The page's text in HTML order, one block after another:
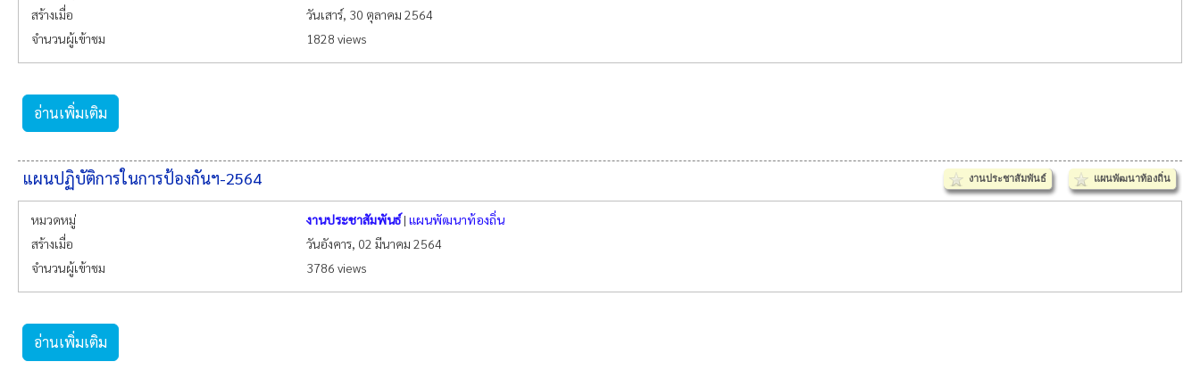
สร้างเมื่อ
วันเสาร์, 30 ตุลาคม 2564
จำนวนผู้เข้าชม
1828 views
อ่านเพิ่มเติม
แผนปฏิบัติการในการป้องกันฯ-2564 แผนพัฒนาท้องถิ่น
งานประชาสัมพันธ์
หมวดหมู่ งานประชาสัมพันธ์| แผนพัฒนาท้องถิ่น
สร้างเมื่อ
วันอังคาร, 02 มีนาคม 2564
จำนวนผู้เข้าชม
3786 views
อ่านเพิ่มเติม